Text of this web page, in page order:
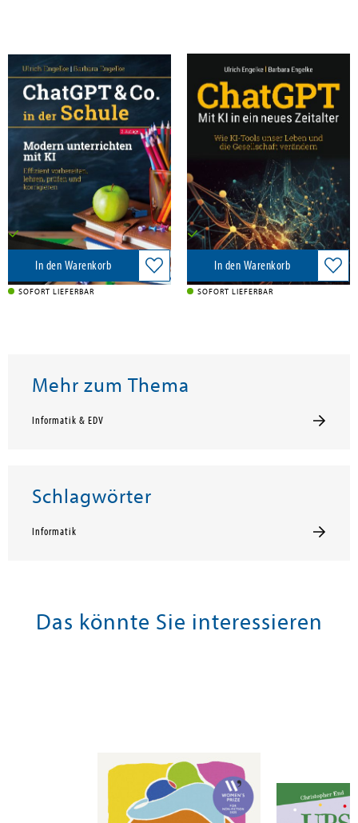
Engelke, Barbara; Engelke, Ulrich
ChatGPT & Co. in der Schule
MITP Verlags GmbH, 2026
28,00 €
Versandkostenfrei in DE
In den Warenkorb
SOFORT LIEFERBAR
Engelke, Barbara; Engelke, Ulrich
ChatGPT - Mit KI in ein neues
MITP Verlags GmbH, 2023
19,99 €
Versandkostenfrei in DE
In den Warenkorb
SOFORT LIEFERBAR
Mehr zum Thema
Informatik & EDV
Schlagwörter
Informatik
Das könnte Sie interessieren